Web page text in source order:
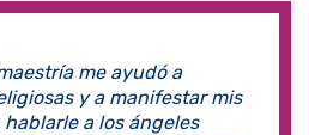
me ayudó a
y a manifestar mis
a los ángeles